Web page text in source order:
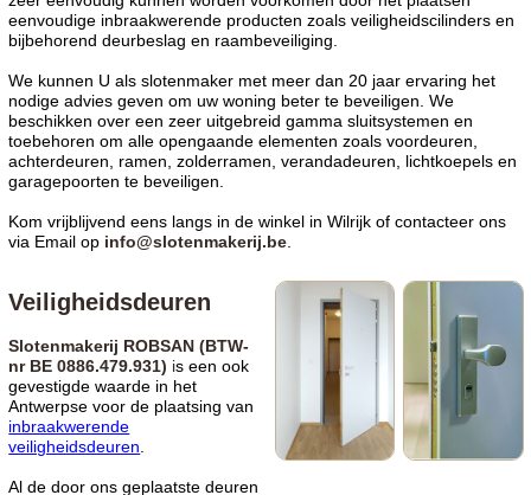
eenvoudige inbraakwerende producten zoals veiligheidscilinders en
bijbehorend deurbeslag en raambeveiliging.
We kunnen U als slotenmaker met meer dan 20 jaar ervaring het
nodige advies geven om uw woning beter te beveiligen. We
beschikken over een zeer uitgebreid gamma sluitsystemen en
toebehoren om alle opengaande elementen zoals voordeuren,
achterdeuren, ramen, zolderramen, verandadeuren, lichtkoepels en
garagepoorten te beveiligen.
Kom vrijblijvend eens langs in dewinkel in Wilrijk of contacteer ons
via Email op info@slotenmakerij.be
Veiligheidsdeuren
Slotenmakerij ROBSAN (BTW-
nr BE 0886.479.931) is een ook
gevestigde waarde in het
Antwerpse voor de plaatsing van
inbraakwerende
veiligheidsdeuren
Al de door ons geplaatste deuren